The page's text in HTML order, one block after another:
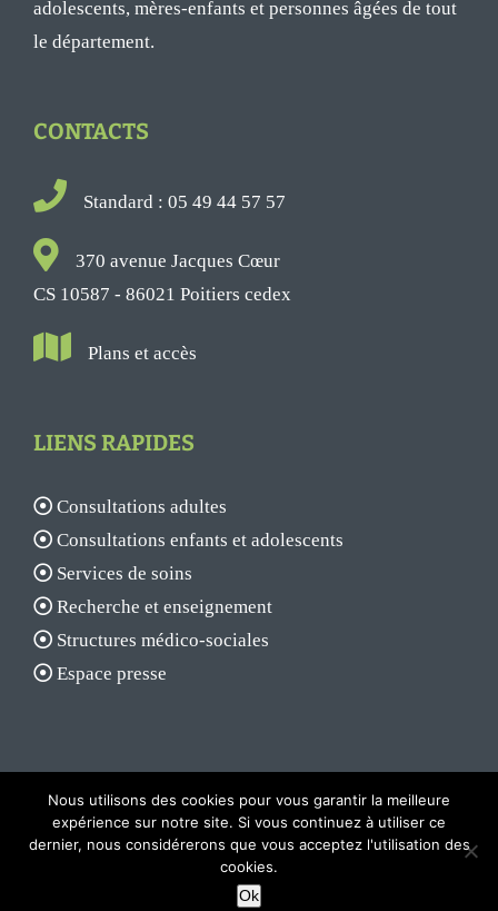
adolescents, mères-enfants et personnes âgées de tout
le département.
CONTACTS
Standard : 05 49 44 57 57
370 avenue Jacques Cœur
CS 10587 - 86021 Poitiers cedex
Plans et accès
LIENS RAPIDES
Consultations adultes
Consultations enfants et adolescents
Services de soins
Recherche et enseignement
Structures médico-sociales
Espace presse
© 2017 - Centre hospitalier Laborit |Mentions légales|Plan du site
Facebook
X
Nous utilisons des cookies pour vous garantir la meilleure
expérience sur notre site. Si vous continuez à utiliser ce
dernier, nous considérerons que vous acceptez l'utilisation des
cookies.
Ok